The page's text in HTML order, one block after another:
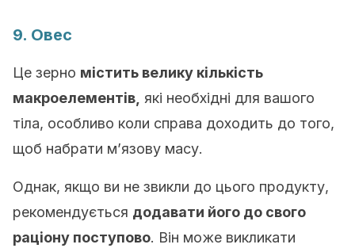
9. Овес
Це зерно містить велику кількість
макроелементів, які необхідні для вашого
тіла, особливо коли справа доходить до того,
щоб набрати м’язову масу.
Однак, якщо ви не звикли до цього продукту,
рекомендується додавати його до свого
раціону поступово. Він може викликати